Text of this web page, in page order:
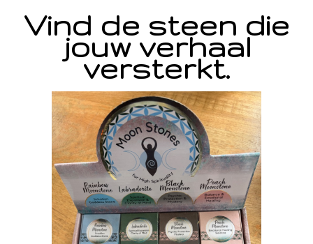
Vind de steen die
jouw verhaal
versterkt.